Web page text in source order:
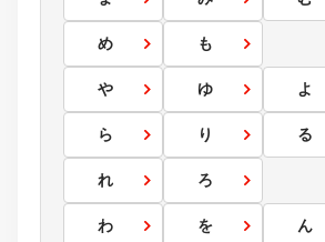
め も
や ゆ よ
ら り る
れ ろ
わ を ん